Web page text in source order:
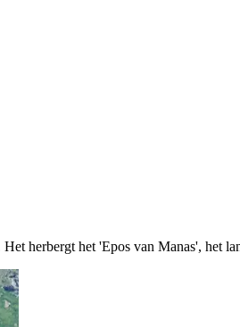
herbergt het 'Epos van Manas', het